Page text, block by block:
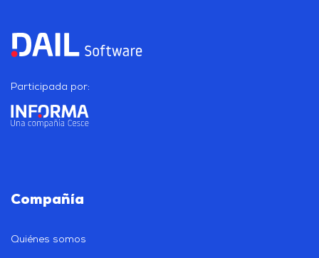
Participada por:
Compañía
Quiénes somos